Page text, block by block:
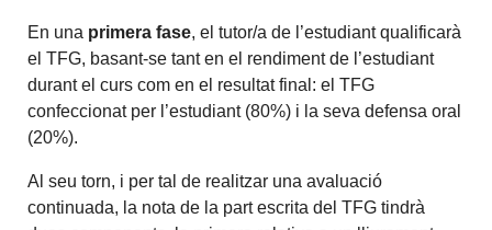
En una primera fase, el tutor/a de l’estudiant qualificarà
el TFG, basant-se tant en el rendiment de l’estudiant
durant el curs com en el resultat final: el TFG
confeccionat per l’estudiant (80%) i la seva defensa oral
(20%).
Al seu torn, i per tal de realitzar una avaluació
continuada, la nota de la part escrita del TFG tindrà